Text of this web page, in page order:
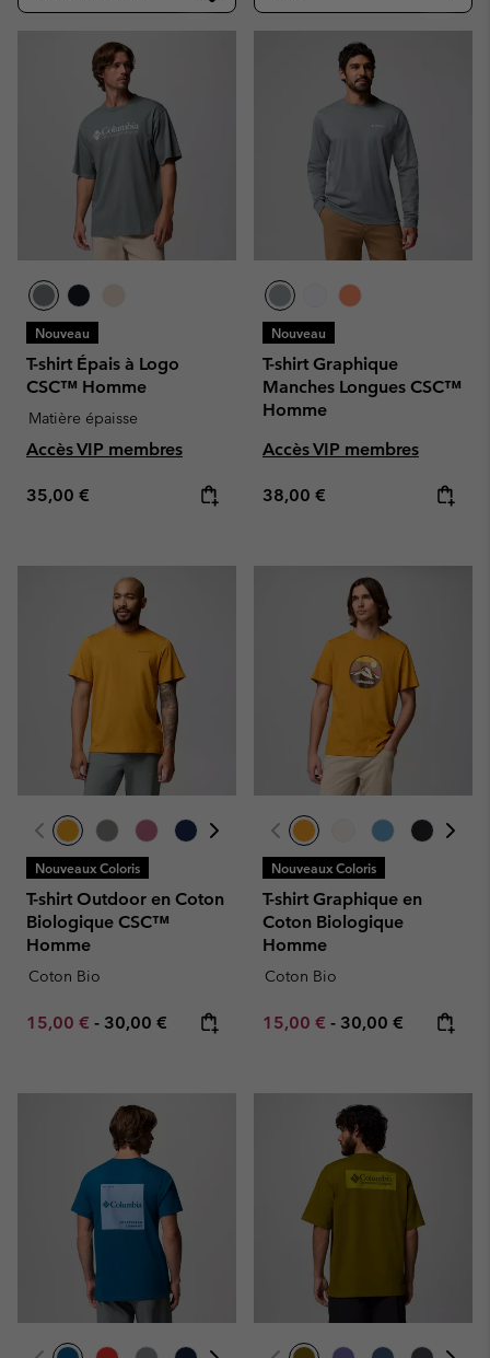
Nouveau
T-shirt Épais à Logo
CSC™ Homme
Matière épaisse
Accès VIP membres
Regular price:
35,00 €
Nouveau
T-shirt Graphique
Manches Longues CSC™
Homme
Accès VIP membres
Regular price:
38,00 €
Nouveaux Coloris
T-shirt Outdoor en Coton
Biologique CSC™
Homme
Coton Bio
Minimum sale price:
15,00 € - Maximum price:
30,00 €
Nouveaux Coloris
T-shirt Graphique en
Coton Biologique
Homme
Coton Bio
Minimum sale price:
15,00 € - Maximum price:
30,00 €